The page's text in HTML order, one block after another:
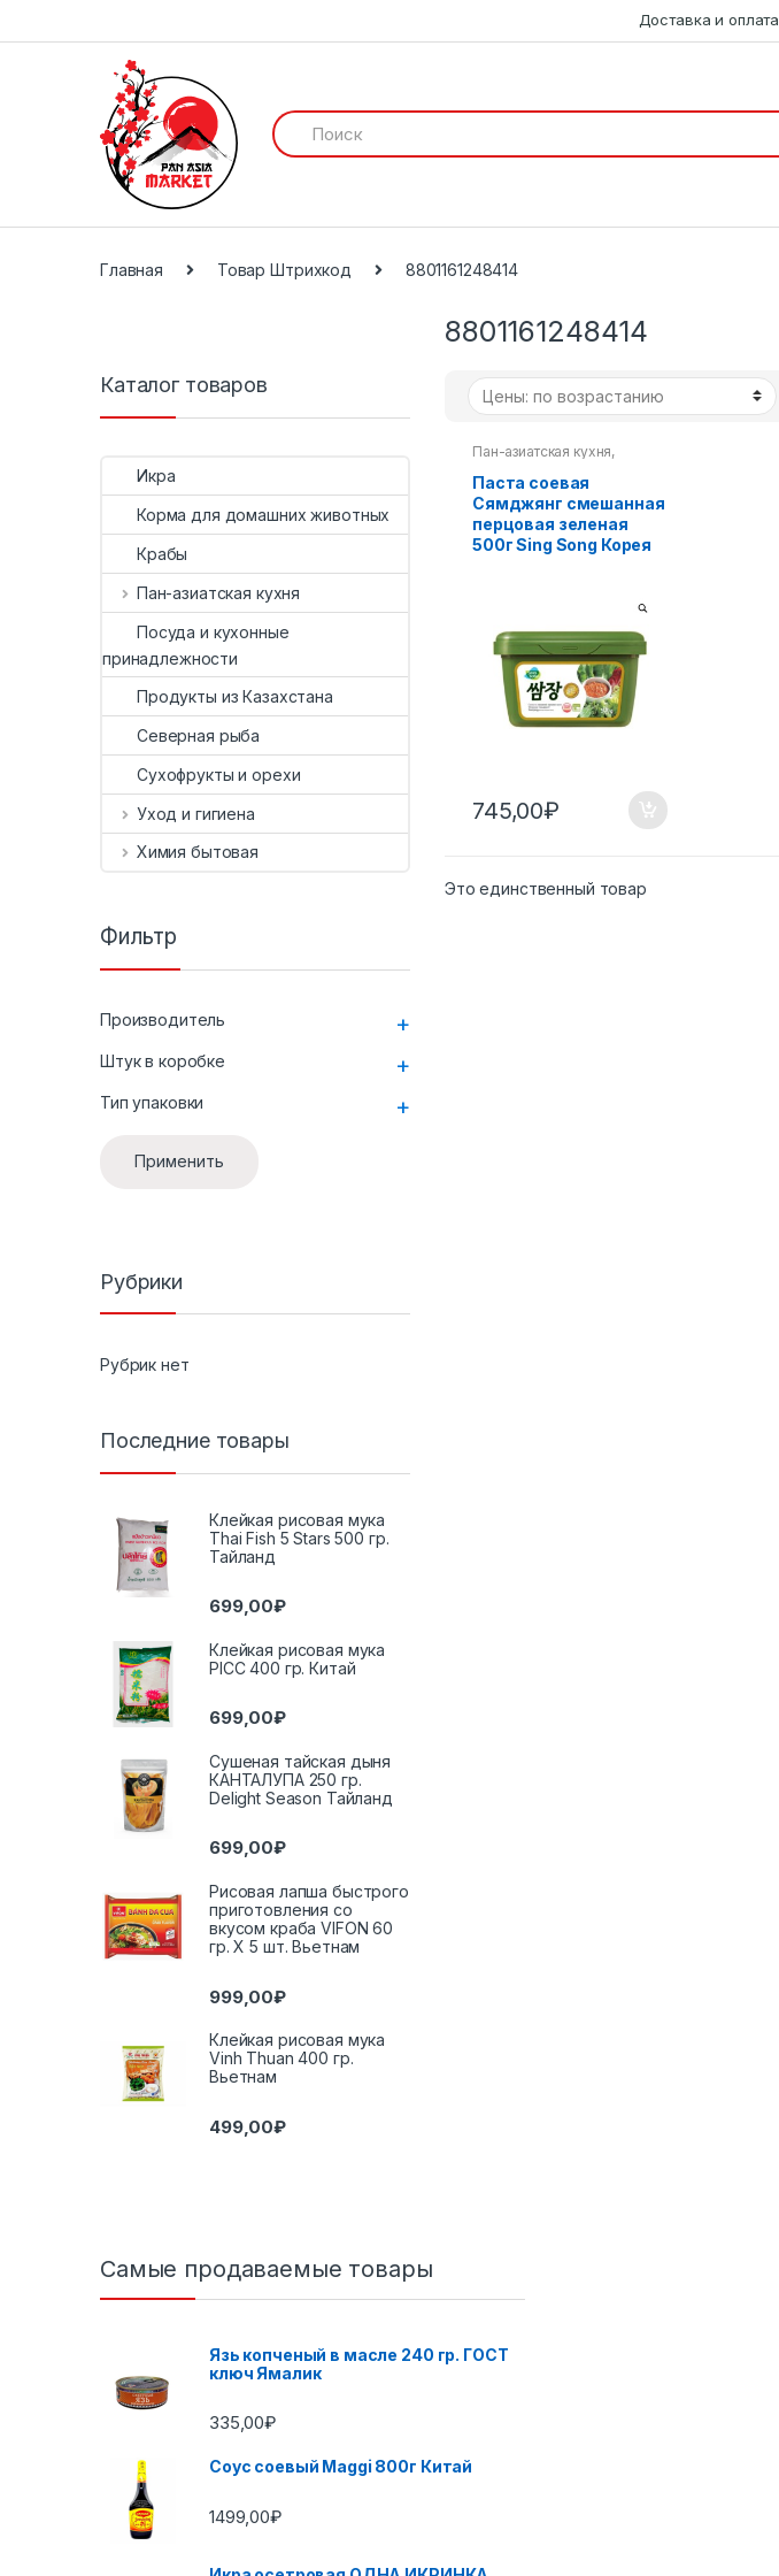
Доставка и оплата
И
с
ь
Главная Товар Штрихкод 8801161248414
8801161248414
Пан-азиатская кухня,
Паста соевая
Сямджянг смешанная
перцовая зеленая
500г Sing Song Корея
745,00₽
Это единственный товар
Каталог товаров
Икра
Корма для домашних животных
Крабы
Пан-азиатская кухня
Посуда и кухонные
принадлежности
Продукты из Казахстана
Северная рыба
Сухофрукты и орехи
Уход и гигиена
Химия бытовая
Фильтр
Производитель +
Штук в коробке +
Тип упаковки +
Применить
Рубрики
Рубрик нет
Последние товары
Клейкая рисовая мука
Thai Fish 5 Stars 500 гр.
Тайланд
699,00₽
Клейкая рисовая мука
PICC 400 гр. Китай
699,00₽
Сушеная тайская дыня
КАНТАЛУПА 250 гр.
Delight Season Тайланд
699,00₽
Рисовая лапша быстрого
приготовления со
вкусом краба VIFON 60
гр. Х 5 шт. Вьетнам
999,00₽
Клейкая рисовая мука
Vinh Thuan 400 гр.
Вьетнам
499,00₽
Самые продаваемые товары
Язь копченый в масле 240 гр. ГОСТ
ключ Ямалик
335,00₽
Соус соевый Maggi 800г Китай
1499,00₽